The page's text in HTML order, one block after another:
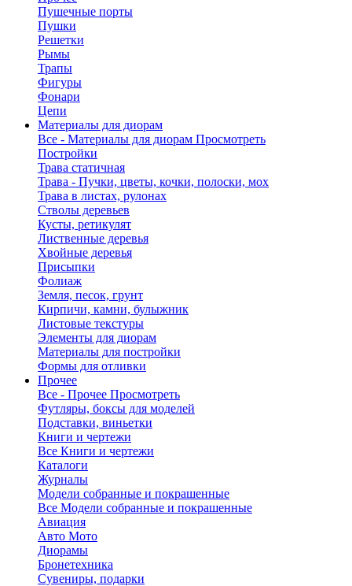
Пушечные порты
Пушки
Решетки
Рымы
Трапы
Фигуры
Фонари
Цепи
Материалы для диорам
Все - Материалы для диорам Просмотреть
Постройки
Трава статичная
Трава - Пучки, цветы, кочки, полоски, мох
Трава в листах, рулонах
Стволы деревьев
Кусты, ретикулят
Лиственные деревья
Хвойные деревья
Присыпки
Фолиаж
Земля, песок, грунт
Кирпичи, камни, булыжник
Листовые текстуры
Элементы для диорам
Материалы для постройки
Формы для отливки
Прочее
Все - Прочее Просмотреть
Футляры, боксы для моделей
Подставки, виньетки
Книги и чертежи
Все Книги и чертежи
Каталоги
Журналы
Модели собранные и покрашенные
Все Модели собранные и покрашенные
Авиация
Авто Мото
Диорамы
Бронетехника
Сувениры, подарки